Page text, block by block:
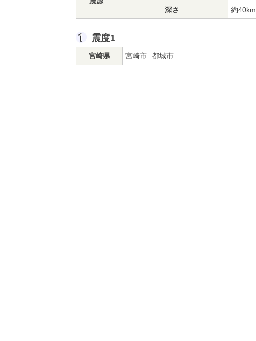
深さ
約40km
震度1
宮崎県 宮崎市 都城市